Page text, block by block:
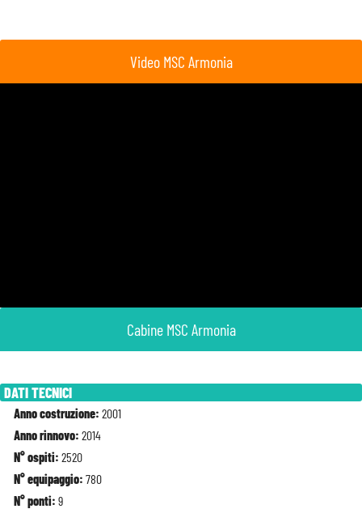
Video MSC Armonia
Cabine MSC Armonia
DATI TECNICI
Anno costruzione: 2001
Anno rinnovo: 2014
N° ospiti: 2520
N° equipaggio: 780
N° ponti: 9